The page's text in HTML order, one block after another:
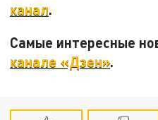
канал.
Самые интересные
канале «Дзен».